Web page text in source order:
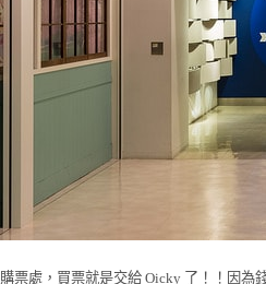
購票處，買票就是交給 Oicky 了！！因為